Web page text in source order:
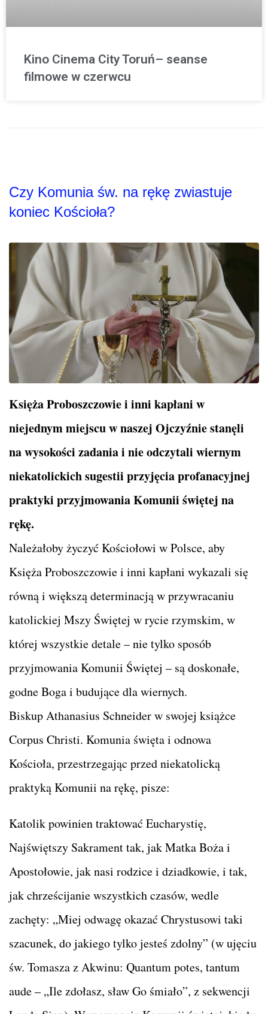
Kino Cinema City Toruń– seanse
filmowe w czerwcu
Czy Komunia św. na rękę zwiastuje
koniec Kościoła?
Księża Proboszczowie i inni kapłani w
niejednym miejscu w naszej Ojczyźnie stanęli
na wysokości zadania i nie odczytali wiernym
niekatolickich sugestii przyjęcia profanacyjnej
praktyki przyjmowania Komunii świętej na
rękę.
Należałoby życzyć Kościołowi w Polsce, aby
Księża Proboszczowie i inni kapłani wykazali się
równą i większą determinacją w przywracaniu
katolickiej Mszy Świętej w rycie rzymskim, w
której wszystkie detale – nie tylko sposób
przyjmowania Komunii Świętej – są doskonałe,
godne Boga i budujące dla wiernych.
Biskup Athanasius Schneider w swojej książce
Corpus Christi. Komunia święta i odnowa
Kościoła, przestrzegając przed niekatolicką
praktyką Komunii na rękę, pisze:
Katolik powinien traktować Eucharystię,
Najświętszy Sakrament tak, jak Matka Boża i
Apostołowie, jak nasi rodzice i dziadkowie, i tak,
jak chrześcijanie wszystkich czasów, wedle
zachęty: „Miej odwagę okazać Chrystusowi taki
szacunek, do jakiego tylko jesteś zdolny” (w ujęciu
św. Tomasza z Akwinu: Quantum potes, tantum
aude – „Ile zdołasz, sław Go śmiało”, z sekwencji